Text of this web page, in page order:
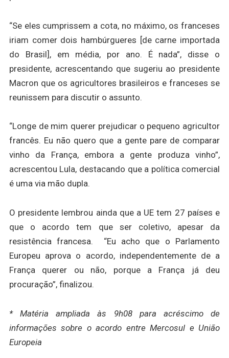
“Se eles cumprissem a cota, no máximo, os franceses
iriam comer dois hambúrgueres [de carne importada
do Brasil], em média, por ano. É nada”, disse o
presidente, acrescentando que sugeriu ao presidente
Macron que os agricultores brasileiros e franceses se
reunissem para discutir o assunto.
“Longe de mim querer prejudicar o pequeno agricultor
francês. Eu não quero que a gente pare de comparar
vinho da França, embora a gente produza vinho”,
acrescentou Lula, destacando que a política comercial
é uma via mão dupla.
O presidente lembrou ainda que a UE tem 27 países e
que o acordo tem que ser coletivo, apesar da
resistência francesa. “Eu acho que o Parlamento
Europeu aprova o acordo, independentemente de a
França querer ou não, porque a França já deu
procuração”, finalizou.
* Matéria ampliada às 9h08 para acréscimo de
informações sobre o acordo entre Mercosul e União
Europeia